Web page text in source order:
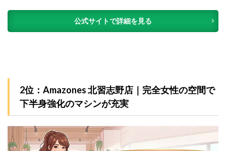
公式サイトで詳細を見る
2位：Amazones 北習志野店｜完全女性の空間で
下半身強化のマシンが充実